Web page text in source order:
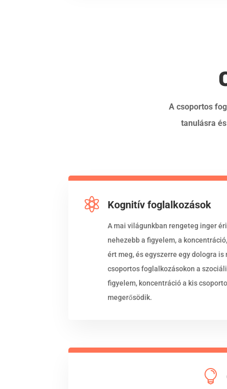
A csoportos
tanulásra
 Kognitív foglalkozások
A mai világunkban rengeteg inger
nehezebb a figyelem, a
ért meg, és egyszerre egy dologra
csoportos foglalkozásokon a
figyelem, koncentráció a kis
megerősödik.
